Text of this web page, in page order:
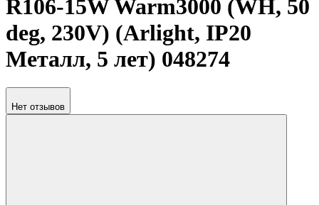
R106-15W Warm3000 (WH, 50
deg, 230V) (Arlight, IP20
Металл, 5 лет) 048274
Нет отзывов